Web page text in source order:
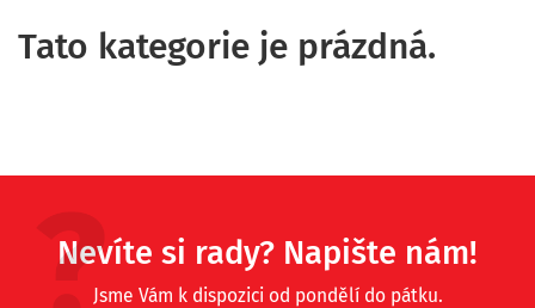
Tato kategorie je prázdná.
Nevíte si rady? Napište nám!
Jsme Vám k dispozici od pondělí do pátku.